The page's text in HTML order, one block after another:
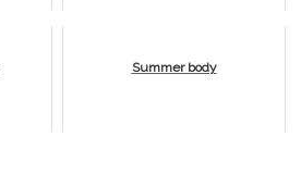
Summer body